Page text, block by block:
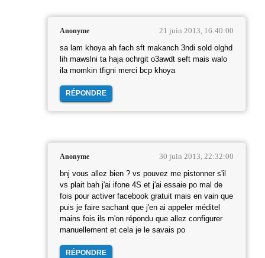
Anonyme 21 juin 2013, 16:40:00
sa lam khoya ah fach sft makanch 3ndi sold olghd
lih mawslni ta haja ochrgit o3awdt seft mais walo
ila momkin tfigni merci bcp khoya
RÉPONDRE
Anonyme 30 juin 2013, 22:32:00
bnj vous allez bien ? vs pouvez me pistonner s'il
vs plait bah j'ai ifone 4S et j'ai essaie po mal de
fois pour activer facebook gratuit mais en vain que
puis je faire sachant que j'en ai appeler méditel
mains fois ils m'on répondu que allez configurer
manuellement et cela je le savais po
RÉPONDRE